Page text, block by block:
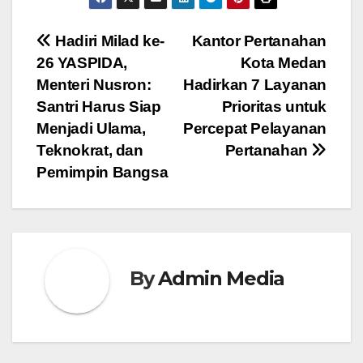
Navigasi
pos
Kantor Pertanahan
Kota Medan
Hadirkan 7 Layanan
Prioritas untuk
Percepat Pelayanan
Pertanahan
Hadiri Milad ke-
26 YASPIDA,
Menteri Nusron:
Santri Harus Siap
Menjadi Ulama,
Teknokrat, dan
Pemimpin Bangsa
ByAdmin Media